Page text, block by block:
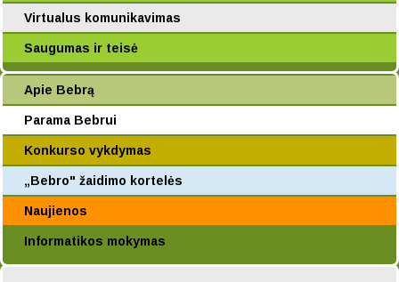
Virtualus komunikavimas
Saugumas ir teisė
Apie Bebrą
Parama Bebrui
Konkurso vykdymas
„Bebro" žaidimo kortelės
Naujienos
Informatikos mokymas